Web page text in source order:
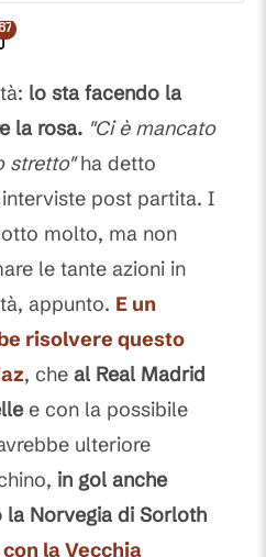
lo sta facendo la
la rosa. "Ci è mancato
stretto"ha detto
post partita. I
molto, ma non
le tante azioni in
appunto. E un
risolvere questo
, che al Real Madrid
e con la possibile
ulteriore
in gol anche
Norvegia di Sorloth
la Vecchia